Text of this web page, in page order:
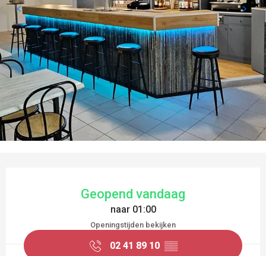
Geopend vandaag
naar 01:00
Openingstijden bekijken
02 41 89 10 ▒▒